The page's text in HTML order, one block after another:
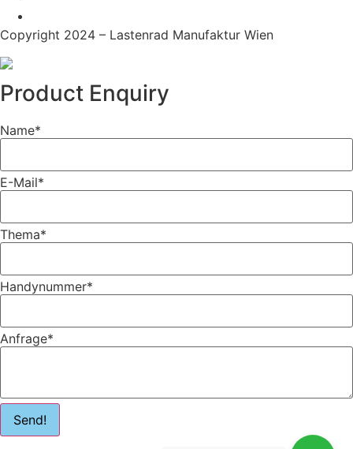
Copyright 2024 – Lastenrad Manufaktur Wien
Product Enquiry
Name*
E-Mail*
Thema*
Handynummer*
Anfrage*
Send!